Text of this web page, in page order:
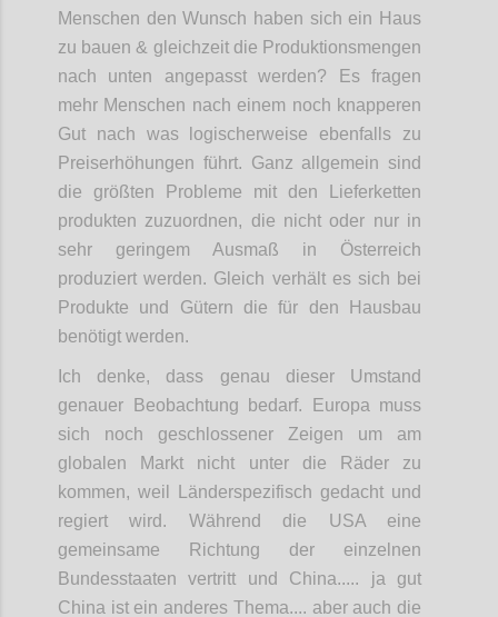
Menschen den Wunsch haben sich ein Haus
zu bauen & gleichzeit die Produktionsmengen
nach unten angepasst werden? Es fragen
mehr Menschen nach einem noch knapperen
Gut nach was logischerweise ebenfalls zu
Preiserhöhungen führt. Ganz allgemein sind
die größten Probleme mit den Lieferketten
produkten zuzuordnen, die nicht oder nur in
sehr geringem Ausmaß in Österreich
produziert werden. Gleich verhält es sich bei
Produkte und Gütern die für den Hausbau
benötigt werden.
Ich denke, dass genau dieser Umstand
genauer Beobachtung bedarf. Europa muss
sich noch geschlossener Zeigen um am
globalen Markt nicht unter die Räder zu
kommen, weil Länderspezifisch gedacht und
regiert wird. Während die USA eine
gemeinsame Richtung der einzelnen
Bundesstaaten vertritt und China..... ja gut
China ist ein anderes Thema.... aber auch die